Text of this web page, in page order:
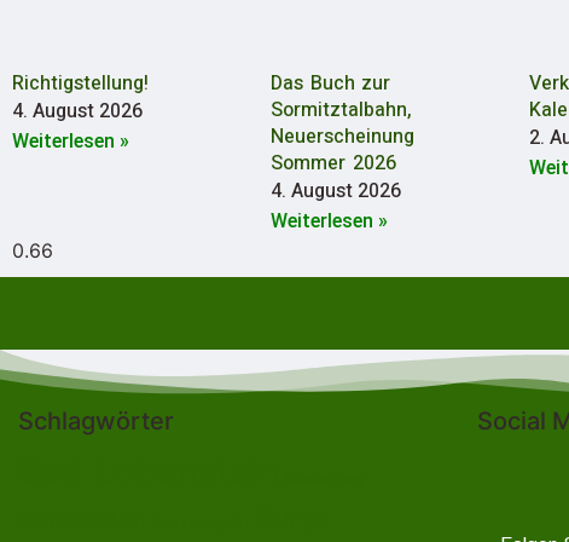
Richtigstellung!
4. August 2026
Weiterlesen »
Das Buch zur
Sormitztalbahn,
Neuerscheinung
Sommer 2026
4. August 2026
Weiterlesen »
2.
Schlagwörter Social